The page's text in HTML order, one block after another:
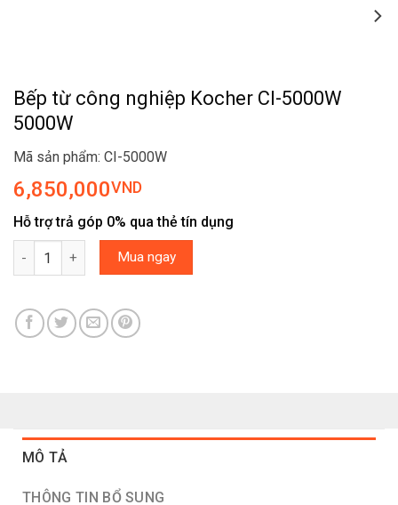
Bếp từ công nghiệp Kocher CI-5000W
5000W
Mã sản phẩm: CI-5000W
6,850,000VND
Hỗ trợ trả góp 0% qua thẻ tín dụng
Bếp từ công nghiệp Kocher CI-5000W 5000W số lượng
Mua ngay
MÔ TẢ
THÔNG TIN BỔ SUNG